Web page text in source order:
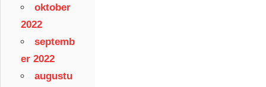
oktober
2022
septemb
er 2022
augustu